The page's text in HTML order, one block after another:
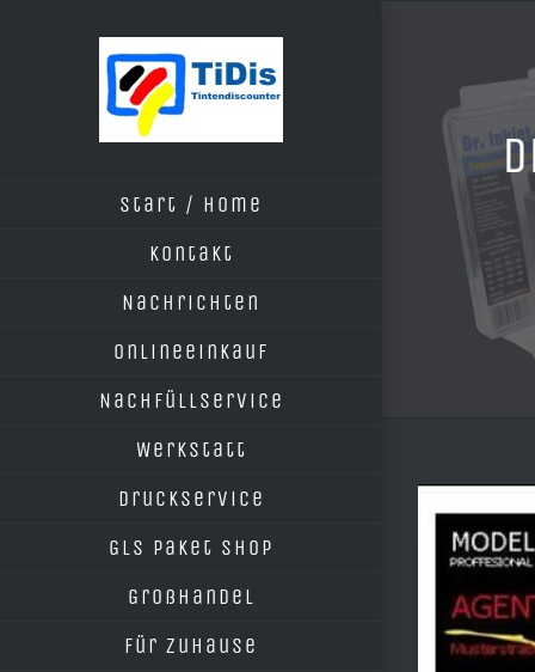
Start / Home
Kontakt
Nachrichten
Onlineeinkauf
Nachfüllservice
Werkstatt
Druckservice
GLS Paket Shop
Großhandel
Für Zuhause
grösseres